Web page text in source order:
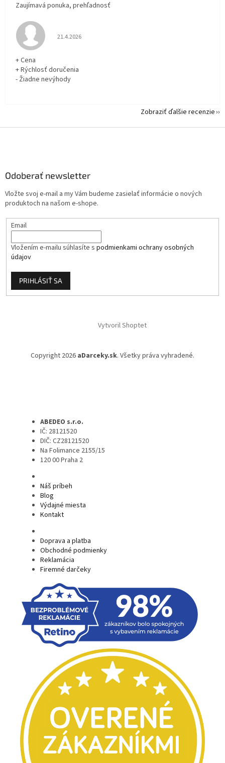
Zaujímavá ponuka, prehľadnosť
Hodnotenie obchodu je 5 z 5 hviezdičiek.
21.4.2026
+ Cena
+ Rýchlosť doručenia
- Žiadne nevýhody
Zobraziť ďalšie recenzie
Odoberať newsletter
Vložte svoj e-mail a my Vám budeme zasielať informácie o nových
produktoch na našom e-shope.
Email
Vložením e-mailu súhlasíte s podmienkami ochrany osobných
údajov
PRIHLÁSIŤ SA
Vytvoril Shoptet
Copyright 2026 aDarceky.sk. Všetky práva vyhradené.
ABEDEO s.r.o.
IČ: 28121520
DIČ: CZ28121520
Na Folimance 2155/15
120 00 Praha 2
Náš príbeh
Blog
Výdajné miesta
Kontakt
Doprava a platba
Obchodné podmienky
Reklamácia
Firemné darčeky